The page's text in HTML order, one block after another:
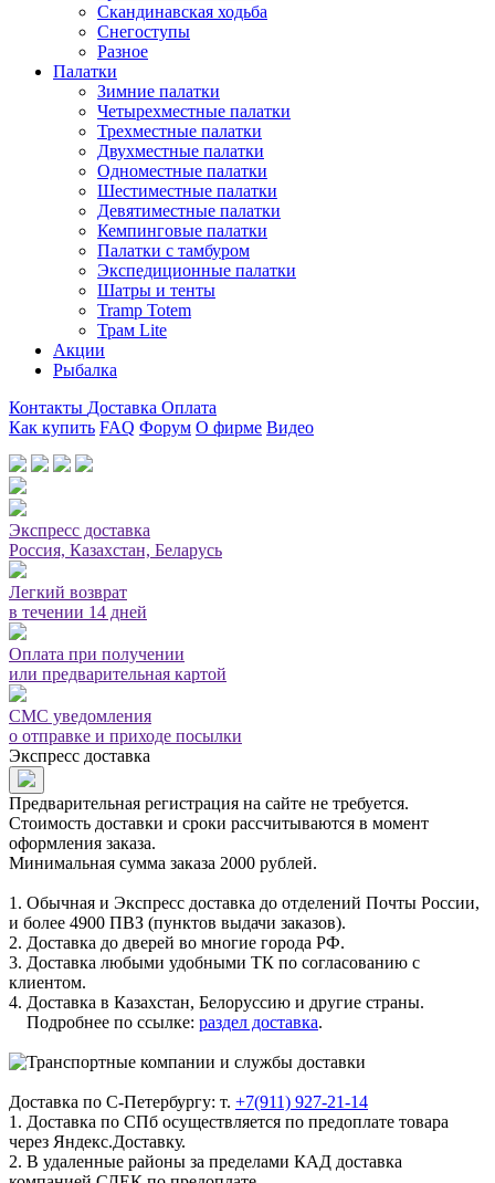
Скандинавская ходьба
Снегоступы
Разное
Палатки
Зимние палатки
Четырехместные палатки
Трехместные палатки
Двухместные палатки
Одноместные палатки
Шестиместные палатки
Девятиместные палатки
Кемпинговые палатки
Палатки с тамбуром
Экспедиционные палатки
Шатры и тенты
Tramp Totem
Трам Lite
Акции
Рыбалка
Контакты Доставка Оплата
Как купить FAQ Форум О фирме Видео
Экспресс доставка
Россия, Казахстан, Беларусь
Легкий возврат
в течении 14 дней
Оплата при получении
или предварительная картой
СМС уведомления
о отправке и приходе посылки
Экспресс доставка
Предварительная регистрация на сайте не требуется.
Стоимость доставки и сроки рассчитываются в момент
оформления заказа.
Минимальная сумма заказа 2000 рублей.
1. Обычная и Экспресс доставка до отделений Почты России,
и более 4900 ПВЗ (пунктов выдачи заказов).
2. Доставка до дверей во многие города РФ.
3. Доставка любыми удобными ТК по согласованию с
клиентом.
4. Доставка в Казахстан, Белоруссию и другие страны.
Подробнее по ссылке: раздел доставка.
Доставка по С-Петербургу: т. +7(911) 927-21-14
1. Доставка по СПб осуществляется по предоплате товара
через Яндекс.Доставку.
2. В удаленные районы за пределами КАД доставка